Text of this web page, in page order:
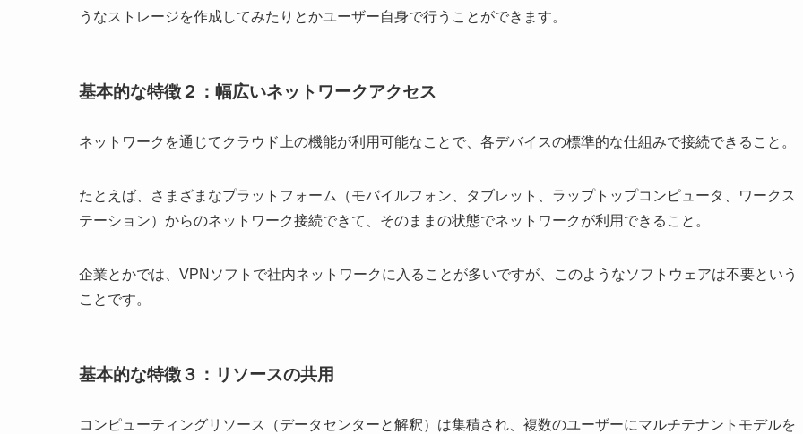
うなストレージを作成してみたりとかユーザー自身で行うことができます。
基本的な特徴２：幅広いネットワークアクセス
ネットワークを通じてクラウド上の機能が利用可能なことで、各デバイスの標準的な仕組みで接続できること。
たとえば、さまざまなプラットフォーム（モバイルフォン、タブレット、ラップトップコンピュータ、ワークス
テーション）からのネットワーク接続できて、そのままの状態でネットワークが利用できること。
企業とかでは、VPNソフトで社内ネットワークに入ることが多いですが、このようなソフトウェアは不要という
ことです。
基本的な特徴３：リソースの共用
コンピューティングリソース（データセンターと解釈）は集積され、複数のユーザーにマルチテナントモデルを